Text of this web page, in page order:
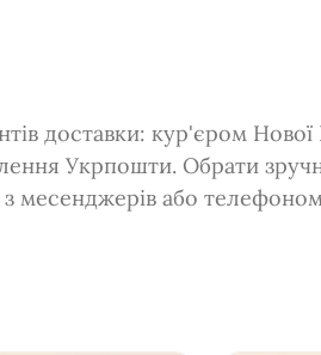
доставки: кур'єром
Укрпошти. Обрати
месенджерів або